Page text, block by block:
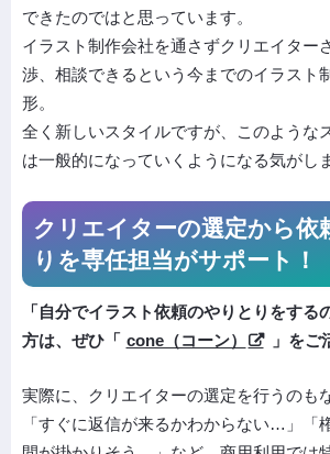
できたのではと思っています。
イラスト制作会社を通さずクリエイター
渉、相談できるという今までのイラスト
形。
全く新しいスタイルですが、このような
は一般的になっていくようになる気がし
クリエイターの選定から依
りを専任担当がサポート！
「自分でイラスト依頼のやりとりをす
方は、ぜひ「 cone（コーン） 」をご
実際に、クリエイターの選定を行うのも
「すぐに返信が来るかわからない…」「